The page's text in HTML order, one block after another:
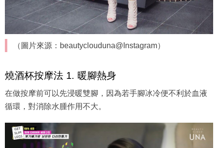
（圖片來源：beautyclouduna@Instagram）
燒酒杯按摩法 1. 暖腳熱身
在做按摩前可以先浸暖雙腳，因為若手腳冰冷便不利於血液
循環，對消除水腫作用不大。